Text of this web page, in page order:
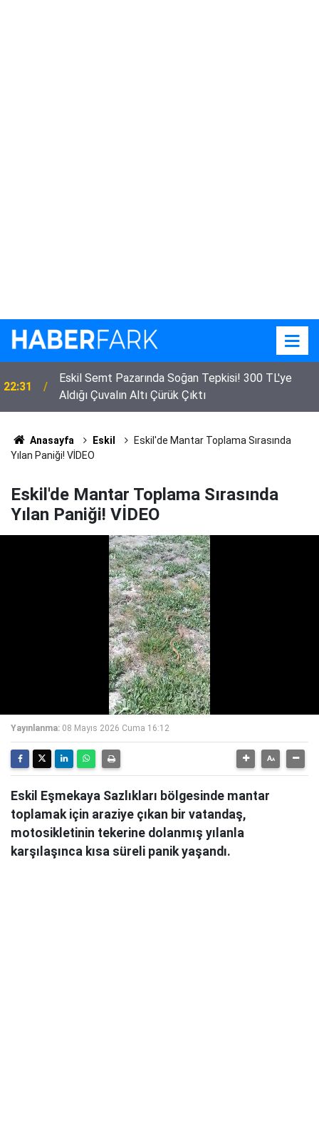
22:31
Eskil Semt Pazarında Soğan Tepkisi! 300 TL'ye
Aldığı Çuvalın Altı Çürük Çıktı
Anasayfa Eskil
Eskil'de Mantar Toplama Sırasında
Yılan Paniği! VİDEO
Eskil'de Mantar Toplama Sırasında
Yılan Paniği! VİDEO
Yayınlanma: 08 Mayıs 2026 Cuma 16:12
Eskil Eşmekaya Sazlıkları bölgesinde mantar
toplamak için araziye çıkan bir vatandaş,
motosikletinin tekerine dolanmış yılanla
karşılaşınca kısa süreli panik yaşandı.